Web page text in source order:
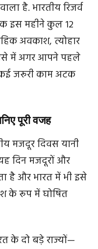
है. भारतीय रिजर्व
इस महीने कुल 12
अवकाश, त्योहार
ऐसे में अगर आपने पहले
जरूरी काम अटक
पूरी वजह
मजदूर दिवस यानी
दिन मजदूरों और
है और भारत में भी इसे
के रूप में घोषित
के दो बड़े राज्यों—